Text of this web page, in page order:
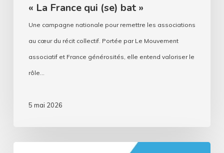
« La France qui (se) bat »
Une campagne nationale pour remettre les associations
au cœur du récit collectif. Portée par Le Mouvement
associatif et France générosités, elle entend valoriser le
rôle…
5 mai 2026